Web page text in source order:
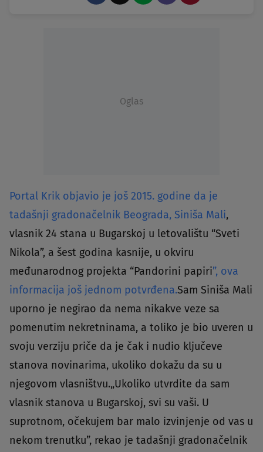
Oglas
Portal Krik objavio je još 2015. godine da je
tadašnji gradonačelnik Beograda, Siniša Mali,
vlasnik 24 stana u Bugarskoj u letovalištu “Sveti
Nikola”, a šest godina kasnije, u okviru
međunarodnog projekta “Pandorini papiri”, ova
informacija još jednom potvrđena.Sam Siniša Mali
uporno je negirao da nema nikakve veze sa
pomenutim nekretninama, a toliko je bio uveren u
svoju verziju priče da je čak i nudio ključeve
stanova novinarima, ukoliko dokažu da su u
njegovom vlasništvu.„Ukoliko utvrdite da sam
vlasnik stanova u Bugarskoj, svi su vaši. U
suprotnom, očekujem bar malo izvinjenje od vas u
nekom trenutku”, rekao je tadašnji gradonačelnik